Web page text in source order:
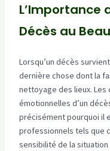
L’Importance
Décès au
Lorsqu’un décès
dernière chose dont la
nettoyage des lieux.
émotionnelles d’un
précisément pourquoi il
professionnels tels que
sensibilité de la